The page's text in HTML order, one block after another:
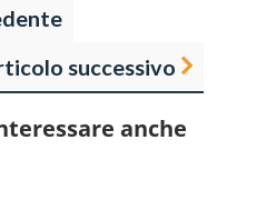
successivo
anche